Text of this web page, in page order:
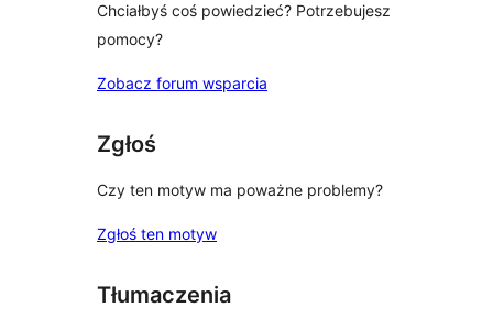
Chciałbyś coś powiedzieć? Potrzebujesz
pomocy?
Zobacz forum wsparcia
Zgłoś
Czy ten motyw ma poważne problemy?
Zgłoś ten motyw
Tłumaczenia